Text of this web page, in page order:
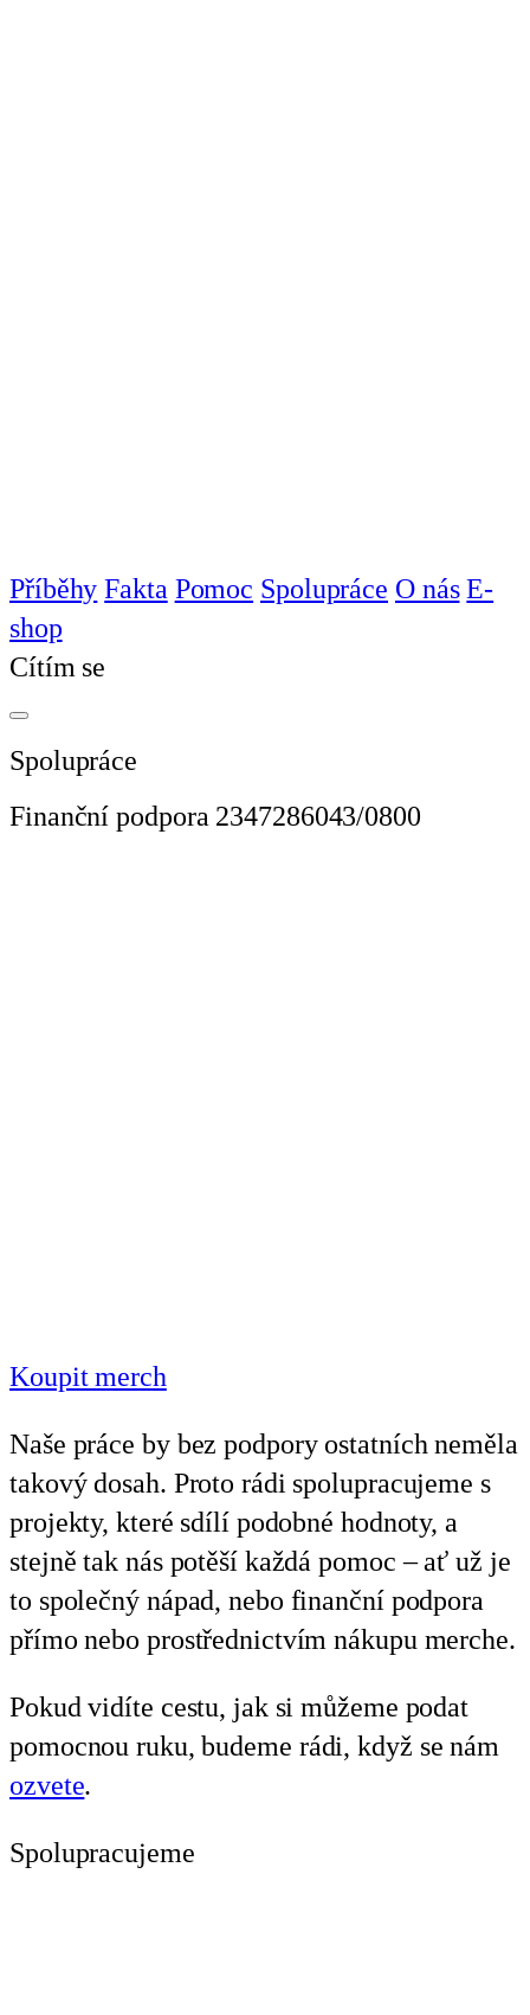
Příběhy Fakta Pomoc Spolupráce O nás E-
shop
Cítím se
Spolupráce
Finanční podpora 2347286043/0800
Koupit merch
Naše práce by bez podpory ostatních neměla
takový dosah. Proto rádi spolupracujeme s
projekty, které sdílí podobné hodnoty, a
stejně tak nás potěší každá pomoc – ať už je
to společný nápad, nebo finanční podpora
přímo nebo prostřednictvím nákupu merche.
Pokud vidíte cestu, jak si můžeme podat
pomocnou ruku, budeme rádi, když se nám
ozvete.
Spolupracujeme